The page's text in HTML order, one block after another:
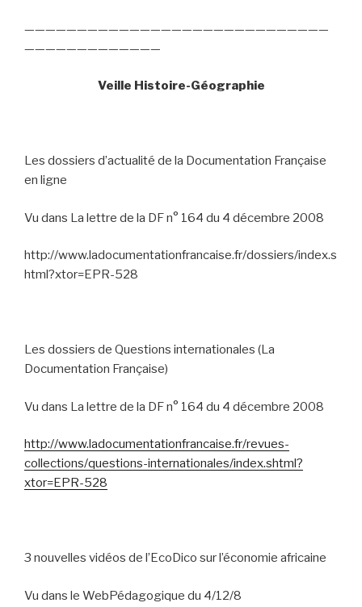
—————————————————————————————
—————————————
Veille Histoire-Géographie
Les dossiers d’actualité de la Documentation Française
en ligne
Vu dans La lettre de la DF n° 164 du 4 décembre 2008
http://www.ladocumentationfrancaise.fr/dossiers/index.s
html?xtor=EPR-528
Les dossiers de Questions internationales (La
Documentation Française)
Vu dans La lettre de la DF n° 164 du 4 décembre 2008
http://www.ladocumentationfrancaise.fr/revues-
collections/questions-internationales/index.shtml?
xtor=EPR-528
3 nouvelles vidéos de l’EcoDico sur l’économie africaine
Vu dans le WebPédagogique du 4/12/8